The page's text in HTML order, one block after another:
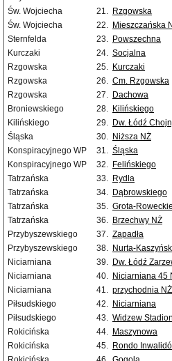
Św. Wojciecha 21. Rzgowska
Św. Wojciecha
22. Mieszczańska
Sternfelda
23. Powszechna
Kurczaki
24. Socjalna
Rzgowska
25. Kurczaki
Rzgowska
26. Cm. Rzgowska
Rzgowska
27. Dachowa
Broniewskiego
28. Kilińskiego
Kilińskiego
29. Dw. Łódź
Śląska
30. Niższa NŻ
Konspiracyjnego WP
31. Śląska
Konspiracyjnego WP
32. Felińskiego
Tatrzańska
33. Rydla
Tatrzańska
34. Dąbrowskiego
Tatrzańska
35. Grota-
Tatrzańska
36. Brzechwy NŻ
Przybyszewskiego
37. Zapadła
Przybyszewskiego
38. Nurta-
Niciarniana
39. Dw. Łódź
Niciarniana
40. Niciarniana 45
Niciarniana
41. przychodnia NŻ
Piłsudskiego
42. Niciarniana
Piłsudskiego
43. Widzew Stadion
Rokicińska
44. Maszynowa
Rokicińska
45. Rondo